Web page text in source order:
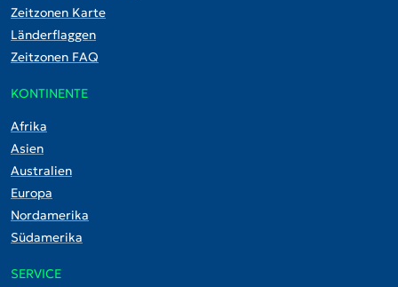
Zeitzonen Karte
Länderflaggen
Zeitzonen FAQ
KONTINENTE
Afrika
Asien
Australien
Europa
Nordamerika
Südamerika
SERVICE